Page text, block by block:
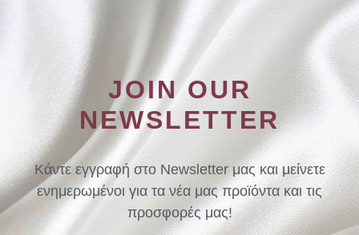
JOIN OUR
NEWSLETTER
Κάντε εγγραφή στο Newsletter μας και μείνετε
ενημερωμένοι για τα νέα μας προϊόντα και τις
προσφορές μας!